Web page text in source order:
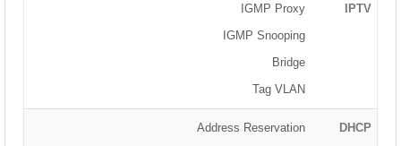
IPTV
IGMP Proxy
IGMP Snooping
Bridge
Tag VLAN
DHCP
Address Reservation